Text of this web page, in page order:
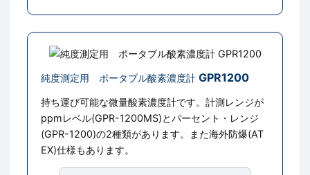
純度測定用 ポータブル酸素濃度計GPR1200
持ち運び可能な微量酸素濃度計です。計測レンジが
ppmレベル(GPR-1200MS)とパーセント・レンジ
(GPR-1200)の2種類があります。また海外防爆(AT
EX)仕様もあります。